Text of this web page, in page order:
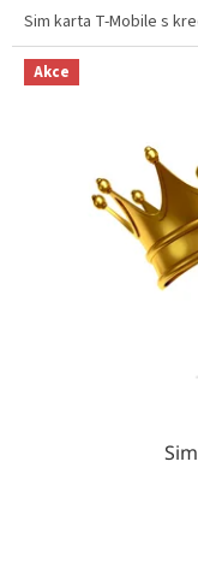
Sim karta T-Mobile s
Akce